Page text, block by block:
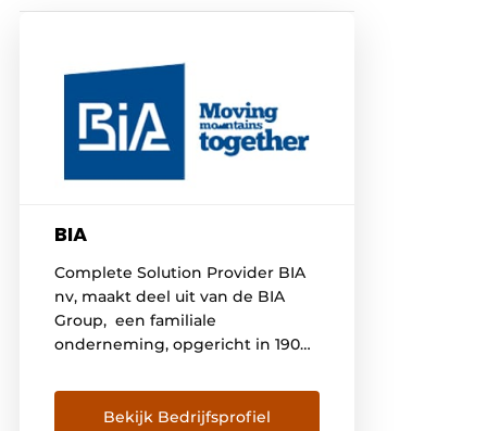
BIA
Complete Solution Provider BIA
nv, maakt deel uit van de BIA
Group, een familiale
onderneming, opgericht in 1902,
materieel voor grondverzet,
constructie, industrie,
Bekijk Bedrijfsprofiel